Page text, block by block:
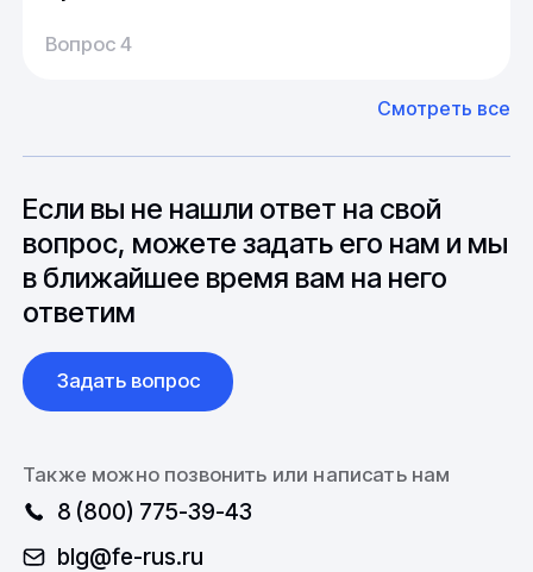
20-25 дней, но в зависимости от различных
может быть сокращен до 1 недели.
до 6 месяцев производства.
У нас большой опыт поставок из Европы и
Азии. Через наших партнеров мы сможем
вопросы связанные с документацией и
международной логистикой.
Вопрос 4
Смотреть все
Если вы не нашли ответ на свой
вопрос, можете задать его нам и мы
в ближайшее время вам на него
ответим
Задать вопрос
Также можно позвонить или написать нам
8 (800) 775-39-43
blg@fe-rus.ru